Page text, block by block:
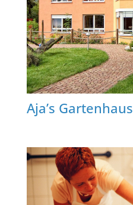
Aja’s Gartenhaus